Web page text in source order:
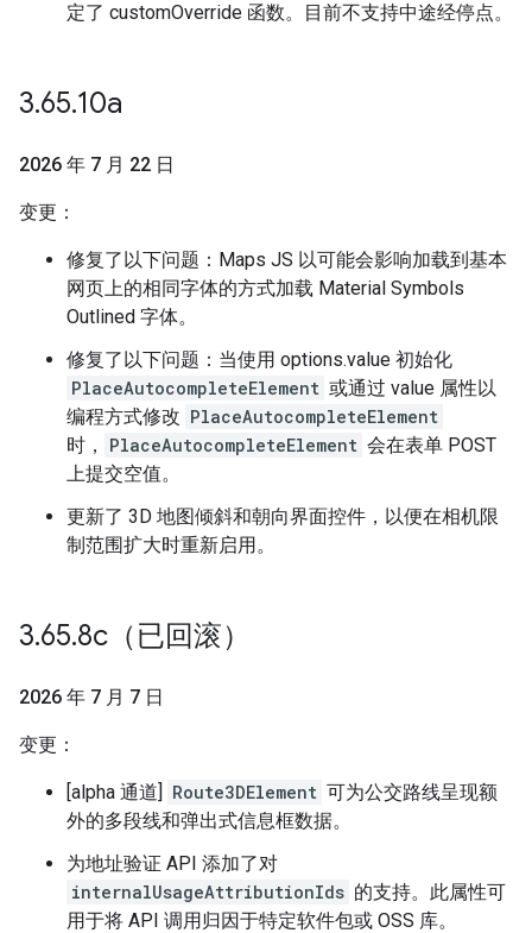
定了 customOverride 函数。目前不支持中途经停点。
3.65.10a
2026 年 7 月 22 日
变更：
修复了以下问题：Maps JS 以可能会影响加载到基本
网页上的相同字体的方式加载 Material Symbols
Outlined 字体。
修复了以下问题：当使用 options.value 初始化
PlaceAutocompleteElement 或通过 value 属性以
编程方式修改 PlaceAutocompleteElement
时，
PlaceAutocompleteElement 会在表单 POST
上提交空值。
更新了 3D 地图倾斜和朝向界面控件，以便在相机限
制范围扩大时重新启用。
3.65.8c（已回滚）
2026 年 7 月 7 日
变更：
[alpha 通道] Route3DElement 可为公交路线呈现额
外的多段线和弹出式信息框数据。
为地址验证 API 添加了对
internalUsageAttributionIds 的支持。此属性可
用于将 API 调用归因于特定软件包或 OSS 库。